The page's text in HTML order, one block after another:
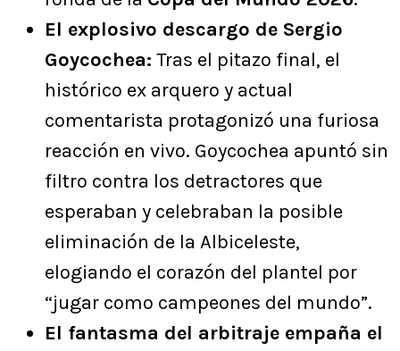
El explosivo descargo de Sergio
Goycochea: Tras el pitazo final, el
histórico ex arquero y actual
comentarista protagonizó una furiosa
reacción en vivo. Goycochea apuntó sin
filtro contra los detractores que
esperaban y celebraban la posible
eliminación de la Albiceleste,
elogiando el corazón del plantel por
“jugar como campeones del mundo”.
El fantasma del arbitraje empaña el